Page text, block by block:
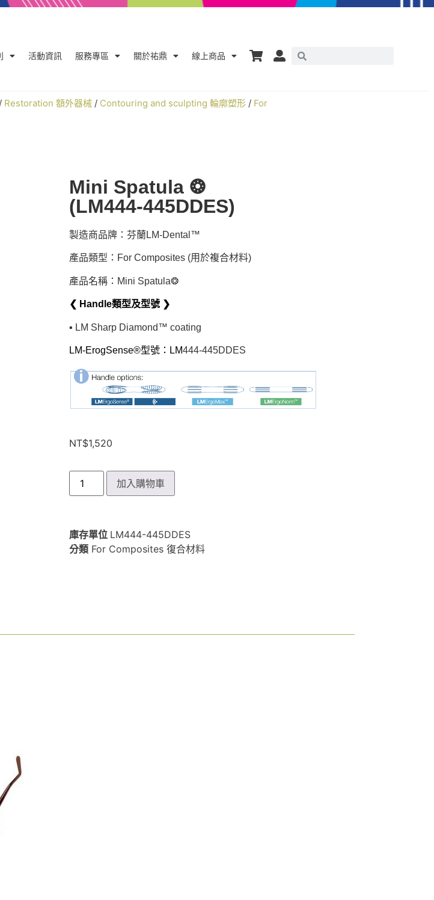
活動資訊 服務專區 關於祐鼎 線上商品
/ Restoration 額外器械 / Contouring and sculpting 輪廓塑形 / For
Mini Spatula ❂
(LM444-445DDES)
製造商品牌：芬蘭LM-Dental™
產品類型：For Composites (用於複合材料)
產品名稱：Mini Spatula❂
❮ Handle類型及型號 ❯
▪︎ LM Sharp Diamond™ coating
LM-ErogSense®型號：LM444-445DDES
NT$1,520
加入購物車
庫存單位 LM444-445DDES
分類 For Composites 復合材料